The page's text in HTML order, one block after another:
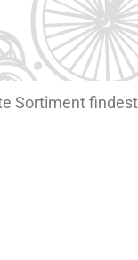
Sortiment